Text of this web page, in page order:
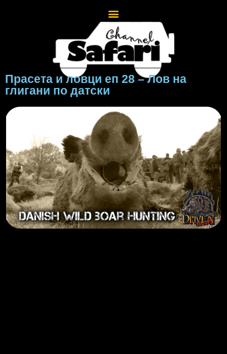
Прасета и ловци еп 28 – Лов на
глигани по датски